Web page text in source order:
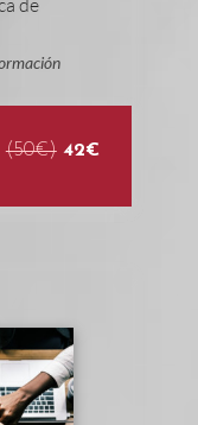
(50€) 42€